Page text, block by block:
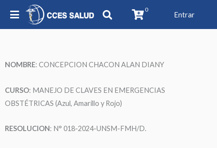
0
Entrar
NOMBRE: CONCEPCION CHACON ALAN DIANY
CURSO: MANEJO DE CLAVES EN EMERGENCIAS
OBSTÉTRICAS (Azul, Amarillo y Rojo)
RESOLUCION: N° 018-2024-UNSM-FMH/D.